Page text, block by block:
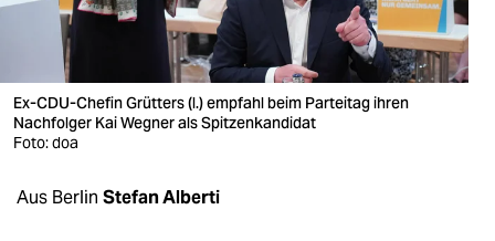
wahrheit
verlag
verlag
shop
Ex-CDU-Chefin Grütters (l.) empfahl beim Parteitag ihren
Nachfolger Kai Wegner als Spitzenkandidat
Foto: doa
Aus Berlin Stefan Alberti